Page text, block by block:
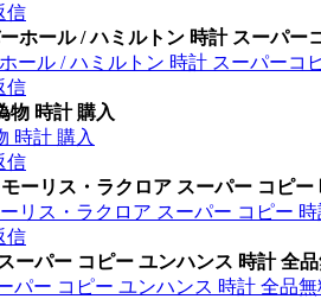
信
ホール / ハミルトン 時計 スーパー
ール / ハミルトン 時計 スーパーコ
信
物 時計 購入
時計 購入
信
ーリス・ラクロア スーパー コピー
リス・ラクロア スーパー コピー
信
ーパー コピー ユンハンス 時計 全
パー コピー ユンハンス 時計 全品